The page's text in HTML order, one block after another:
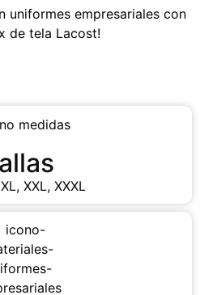
uniformes empresariales con
de tela Lacost!
XXL, XXXL